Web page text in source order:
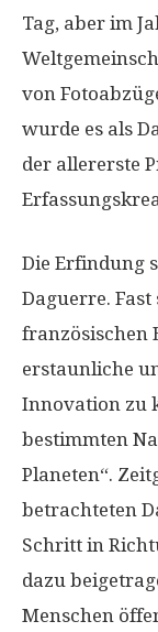
Tag, aber im
von
wurde es als
der allererste
Die Erfindung
Daguerre.
französischen
erstaunliche
Innovation zu
bestimmten
Planeten“.
betrachteten
Schritt in
dazu
Menschen